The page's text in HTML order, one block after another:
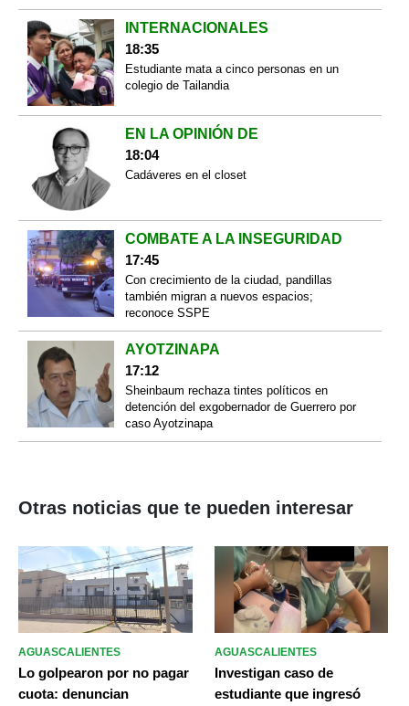
INTERNACIONALES
18:35
Estudiante mata a cinco personas en un
colegio de Tailandia
EN LA OPINIÓN DE
18:04
Cadáveres en el closet
COMBATE A LA INSEGURIDAD
17:45
Con crecimiento de la ciudad, pandillas
también migran a nuevos espacios;
reconoce SSPE
AYOTZINAPA
17:12
Sheinbaum rechaza tintes políticos en
detención del exgobernador de Guerrero por
caso Ayotzinapa
Otras noticias que te pueden interesar
AGUASCALIENTES
Lo golpearon por no pagar
cuota: denuncian
AGUASCALIENTES
Investigan caso de
estudiante que ingresó